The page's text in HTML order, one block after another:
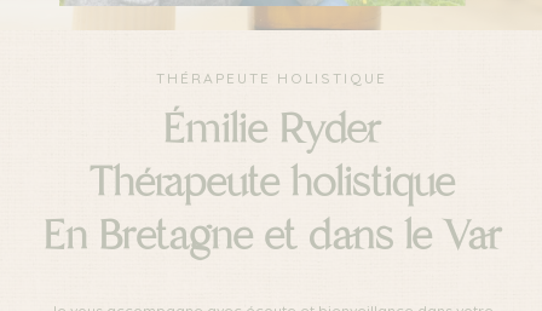
THÉRAPEUTE HOLISTIQUE
Émilie Ryder
Thérapeute holistique
En Bretagne et dans le Var